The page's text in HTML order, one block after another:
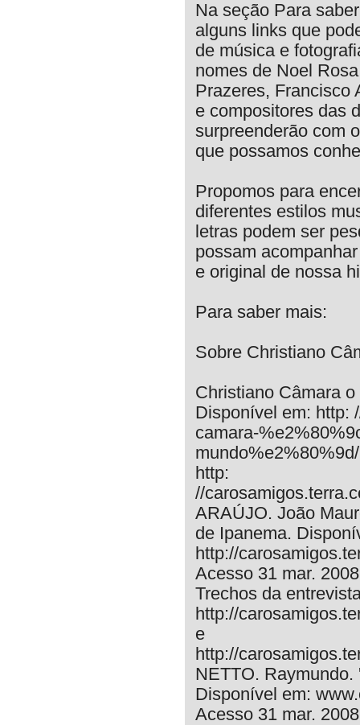
Na seção Para
alguns links que
de música e
nomes de Noel
Prazeres, Francisco
e compositores das
surpreenderão com
que possamos
Propomos para
diferentes estilos
letras podem ser
possam
e original de nossa
Para saber mais:
Sobre Christiano
Christiano Câmara
Disponível em: http:
camara-
http:
//
ARAÚJO. João
de Ipanema.
http://
Acesso 31 mar.
Trechos da
http://
e
http://
NETTO.
Disponível em:
Acesso 31 mar.